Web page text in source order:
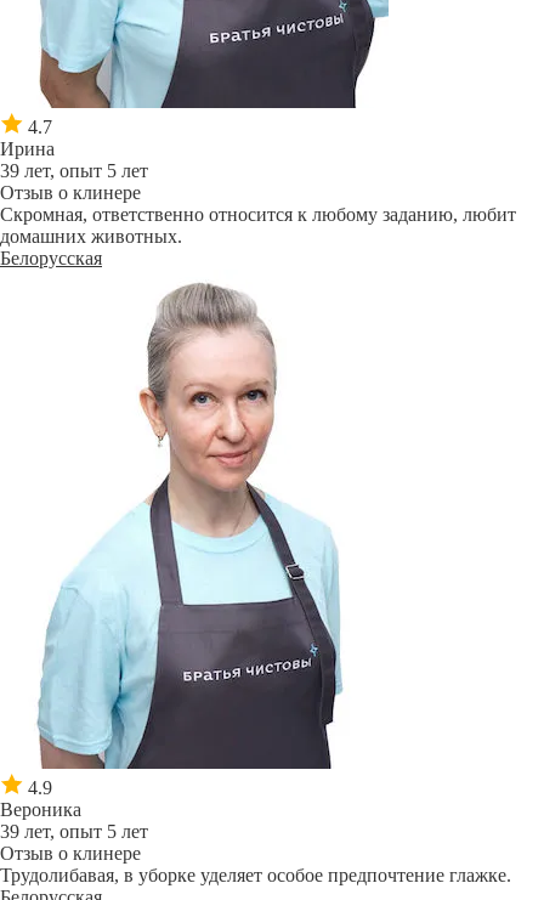
4.7
Ирина
39 лет, опыт 5 лет
Отзыв о клинере
Скромная, ответственно относится к любому заданию, любит
домашних животных.
Белорусская
4.9
Вероника
39 лет, опыт 5 лет
Отзыв о клинере
Трудолибавая, в уборке уделяет особое предпочтение глажке.